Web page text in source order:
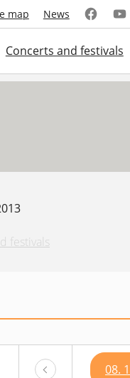
map News
Concerts and festivals
festivals
08.